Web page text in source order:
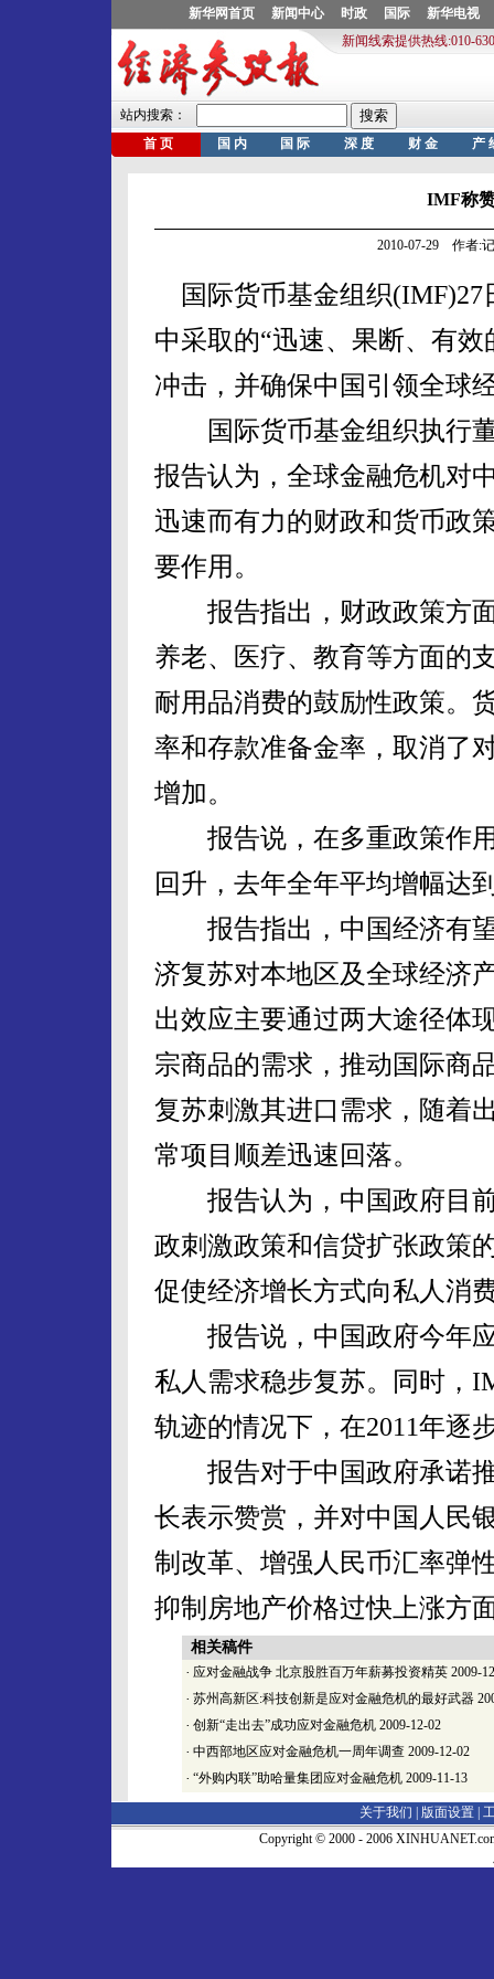
IMF称
2010-07-29 作者:
国际货币基金组织(IMF)27
中采取的“迅速、果断、有
冲击，并确保中国引领全球
国际货币基金组织执行董
报告认为，全球金融危机对
迅速而有力的财政和货币政
要作用。
报告指出，财政政策方面
养老、医疗、教育等方面的
耐用品消费的鼓励性政策。
率和存款准备金率，取消了
增加。
报告说，在多重政策作用
回升，去年全年平均增幅达
报告指出，中国经济有望
济复苏对本地区及全球经济
出效应主要通过两大途径体
宗商品的需求，推动国际商
复苏刺激其进口需求，随着
常项目顺差迅速回落。
报告认为，中国政府目前
政刺激政策和信贷扩张政策
促使经济增长方式向私人消
报告说，中国政府今年应
私人需求稳步复苏。同时，
轨迹的情况下，在2011年逐
报告对于中国政府承诺推
长表示赞赏，并对中国人民
制改革、增强人民币汇率弹
抑制房地产价格过快上涨方
相关稿件
· 应对金融战争 北京股胜百万年薪募投资精英 2009-
· 苏州高新区:科技创新是应对金融危机的最好武器
· 创新“走出去”成功应对金融危机 2009-12-02
· 中西部地区应对金融危机一周年调查 2009-12-02
· “外购内联”助哈量集团应对金融危机 2009-11-13
关于我们 | 版面设置
Copyright © 2000 - 2006